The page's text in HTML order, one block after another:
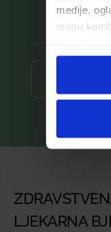
medije,
mogu
ste
LJEKARNA